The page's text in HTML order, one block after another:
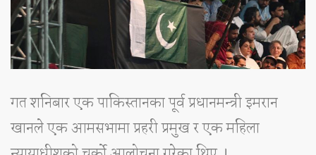
गत शनिबार एक पाकिस्तानका पूर्व प्रधानमन्त्री इमरान
खानले एक आमसभामा प्रहरी प्रमुख र एक महिला